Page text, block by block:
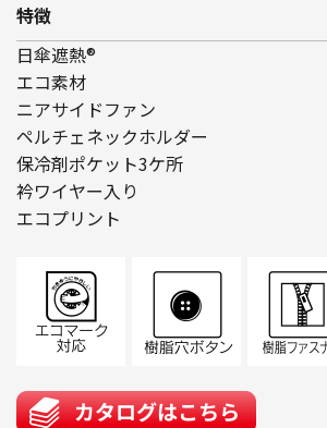
特徴
日傘遮熱®
エコ素材
ニアサイドファン
ペルチェネックホルダー
保冷剤ポケット3ケ所
衿ワイヤー入り
エコプリント